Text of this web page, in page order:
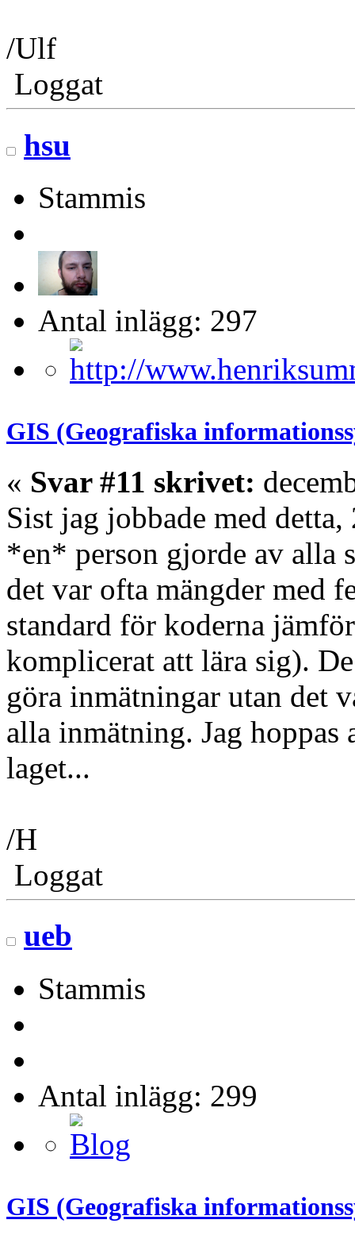
/Ulf
Loggat
hsu
Stammis
Antal inlägg: 297
GIS (Geografiska
« Svar #11 skrivet:
Sist jag jobbade med
*en* person gjorde av alla
det var ofta mängder med
standard för koderna
komplicerat att lära sig).
göra inmätningar utan det
alla inmätning. Jag
laget...
/H
Loggat
ueb
Stammis
Antal inlägg: 299
GIS (Geografiska